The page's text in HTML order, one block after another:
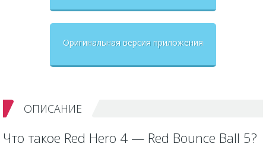
Оригинальная версия приложения
ОПИСАНИЕ
Что такое Red Hero 4 — Red Bounce Ball 5?